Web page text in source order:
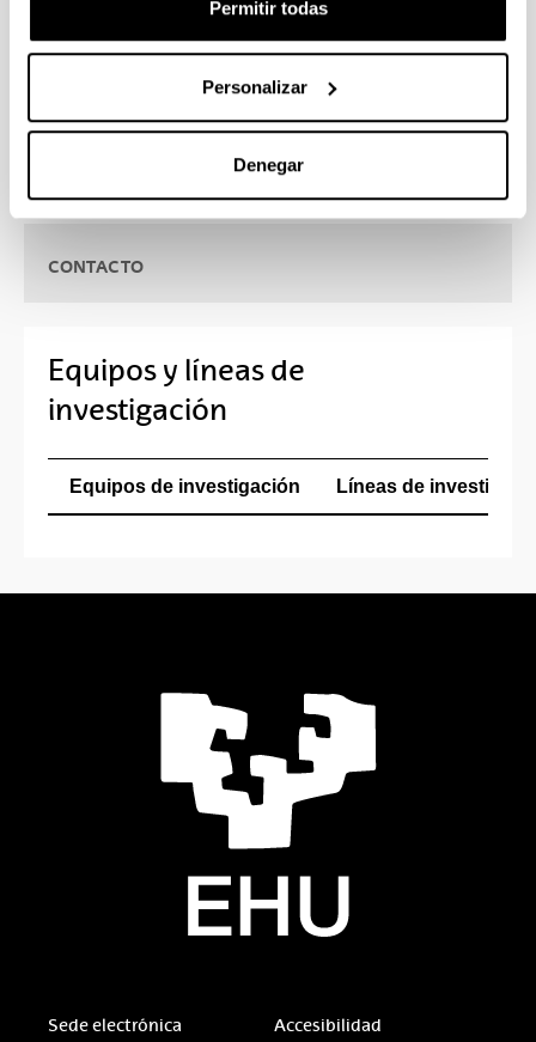
Permitir todas
Personalizar
Denegar
diversas instituciones sanitarias, universidades y
internacionales.
CONTACTO
Equipos y líneas de
investigación
Equipos de investigación Líneas de
Sede electrónica Accesibilidad